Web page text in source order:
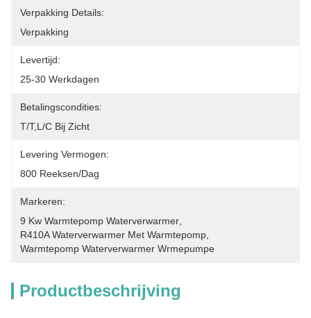
Verpakking Details:
Verpakking
Levertijd:
25-30 Werkdagen
Betalingscondities:
T/T,L/C Bij Zicht
Levering Vermogen:
800 Reeksen/dag
Markeren:
9 Kw Warmtepomp Waterverwarmer
R410A Waterverwarmer Met Warmtepomp
Warmtepomp Waterverwarmer Wrmepumpe
Productbeschrijving